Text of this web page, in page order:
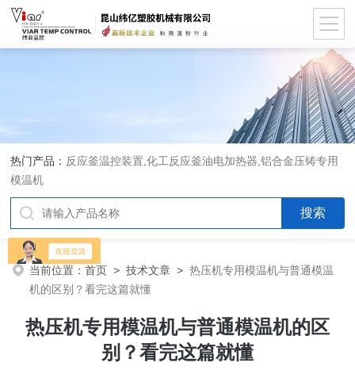
热门产品： 反应釜温控装置,化工反应釜油电加热器,铝合金压铸专用
模温机
当前位置：首页 >技术文章 >热压机专用模温机与普通模温
机的区别？看完这篇就懂
热压机专用模温机与普通模温机的区
别？看完这篇就懂